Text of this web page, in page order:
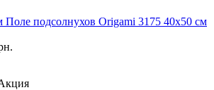
Поле подсолнухов Origami 3175 40x50 см